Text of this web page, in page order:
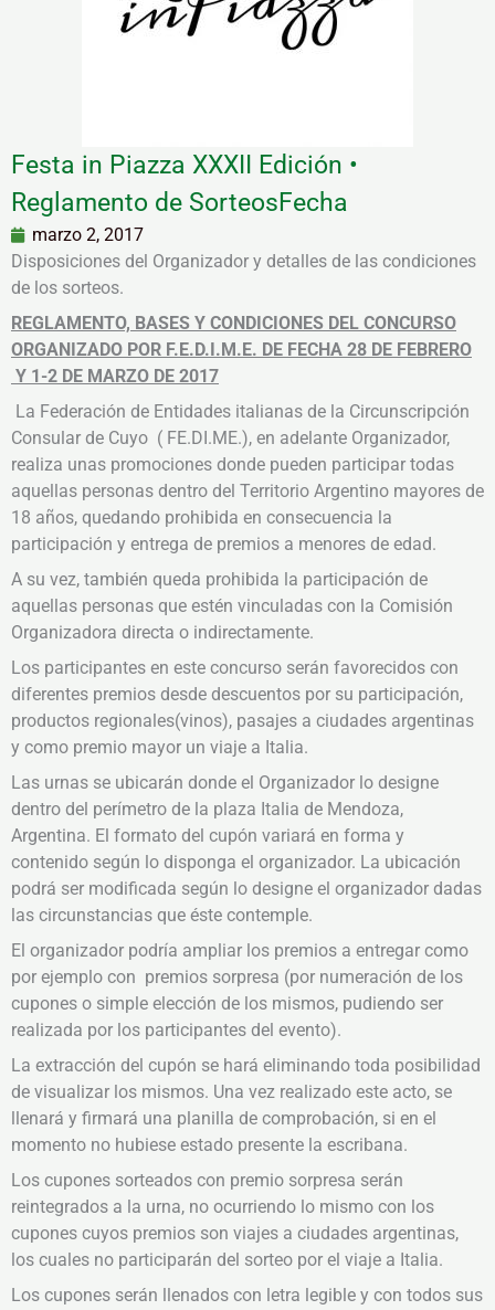
Festa in Piazza XXXII Edición •
Reglamento de SorteosFecha
marzo 2, 2017
Disposiciones del Organizador y detalles de las condiciones
de los sorteos.
REGLAMENTO, BASES Y CONDICIONES DEL CONCURSO
ORGANIZADO POR F.E.D.I.M.E. DE FECHA 28 DE FEBRERO
Y 1-2 DE MARZO DE 2017
La Federación de Entidades italianas de la Circunscripción
Consular de Cuyo ( FE.DI.ME.), en adelante Organizador,
realiza unas promociones donde pueden participar todas
aquellas personas dentro del Territorio Argentino mayores de
18 años, quedando prohibida en consecuencia la
participación y entrega de premios a menores de edad.
A su vez, también queda prohibida la participación de
aquellas personas que estén vinculadas con la Comisión
Organizadora directa o indirectamente.
Los participantes en este concurso serán favorecidos con
diferentes premios desde descuentos por su participación,
productos regionales(vinos), pasajes a ciudades argentinas
y como premio mayor un viaje a Italia.
Las urnas se ubicarán donde el Organizador lo designe
dentro del perímetro de la plaza Italia de Mendoza,
Argentina. El formato del cupón variará en forma y
contenido según lo disponga el organizador. La ubicación
podrá ser modificada según lo designe el organizador dadas
las circunstancias que éste contemple.
El organizador podría ampliar los premios a entregar como
por ejemplo con premios sorpresa (por numeración de los
cupones o simple elección de los mismos, pudiendo ser
realizada por los participantes del evento).
La extracción del cupón se hará eliminando toda posibilidad
de visualizar los mismos. Una vez realizado este acto, se
llenará y firmará una planilla de comprobación, si en el
momento no hubiese estado presente la escribana.
Los cupones sorteados con premio sorpresa serán
reintegrados a la urna, no ocurriendo lo mismo con los
cupones cuyos premios son viajes a ciudades argentinas,
los cuales no participarán del sorteo por el viaje a Italia.
Los cupones serán llenados con letra legible y con todos sus